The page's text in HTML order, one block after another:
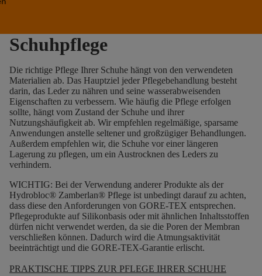
Schuhpflege
Die richtige Pflege Ihrer Schuhe hängt von den verwendeten
Materialien ab. Das Hauptziel jeder Pflegebehandlung besteht
darin, das Leder zu nähren und seine wasserabweisenden
Eigenschaften zu verbessern. Wie häufig die Pflege erfolgen
sollte, hängt vom Zustand der Schuhe und ihrer
Nutzungshäufigkeit ab. Wir empfehlen regelmäßige, sparsame
Anwendungen anstelle seltener und großzügiger Behandlungen.
Außerdem empfehlen wir, die Schuhe vor einer längeren
Lagerung zu pflegen, um ein Austrocknen des Leders zu
verhindern.
WICHTIG: Bei der Verwendung anderer Produkte als der
Hydrobloc® Zamberlan® Pflege ist unbedingt darauf zu achten,
dass diese den Anforderungen von GORE-TEX entsprechen.
Pflegeprodukte auf Silikonbasis oder mit ähnlichen Inhaltsstoffen
dürfen nicht verwendet werden, da sie die Poren der Membran
verschließen können. Dadurch wird die Atmungsaktivität
beeinträchtigt und die GORE-TEX-Garantie erlischt.
PRAKTISCHE TIPPS ZUR PFLEGE IHRER SCHUHE